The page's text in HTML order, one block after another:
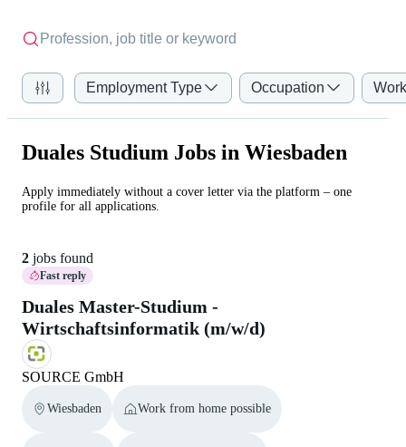
Employment Type Occupation
Duales Studium Jobs in Wiesbaden
Apply immediately without a cover letter via the platform – one
profile for all applications.
2 jobs found
Fast reply
Duales Master-Studium -
Wirtschaftsinformatik (m/w/d)
SOURCE GmbH
Wiesbaden Work from home possible